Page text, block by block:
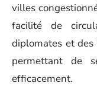
villes
facilité de
diplomates et
permettant de
efficacement.